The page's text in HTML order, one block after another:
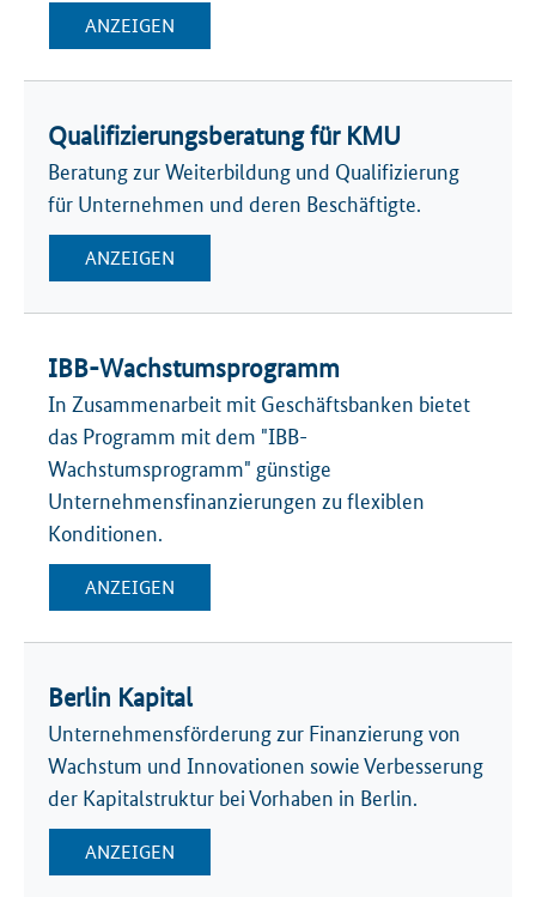
ANZEIGEN
Qualifizierungsberatung für KMU
Beratung zur Weiterbildung und Qualifizierung
für Unternehmen und deren Beschäftigte.
ANZEIGEN
IBB-Wachstumsprogramm
In Zusammenarbeit mit Geschäftsbanken bietet
das Programm mit dem "IBB-
Wachstumsprogramm" günstige
Unternehmensfinanzierungen zu flexiblen
Konditionen.
ANZEIGEN
Berlin Kapital
Unternehmensförderung zur Finanzierung von
Wachstum und Innovationen sowie Verbesserung
der Kapitalstruktur bei Vorhaben in Berlin.
ANZEIGEN